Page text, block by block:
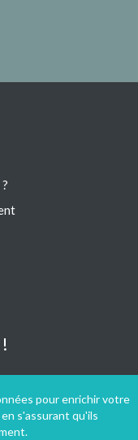
pour enrichir votre
s'assurant qu'ils